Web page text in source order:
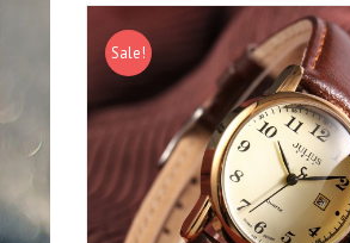
Sale!